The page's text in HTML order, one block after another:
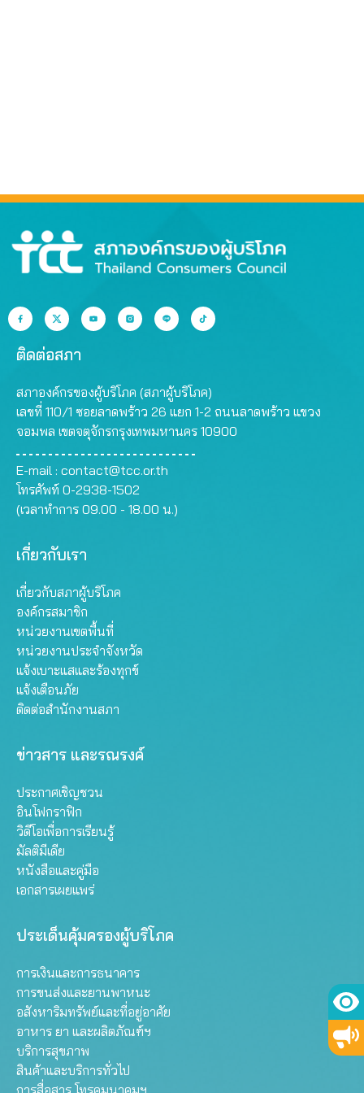
ติดต่อสภา
สภาองค์กรของผู้บริโภค (สภาผู้บริโภค)
เลขที่ 110/1 ซอยลาดพร้าว 26 แยก 1-2 ถนนลาดพร้าว แขวง
จอมพล เขตจตุจักรกรุงเทพมหานคร 10900
E-mail : contact@tcc.or.th
โทรศัพท์ 0-2938-1502
(เวลาทำการ 09.00 - 18.00 น.)
เกี่ยวกับเรา
เกี่ยวกับสภาผู้บริโภค
องค์กรสมาชิก
หน่วยงานเขตพื้นที่
หน่วยงานประจำจังหวัด
แจ้งเบาะแสและร้องทุกข์
แจ้งเตือนภัย
ติดต่อสำนักงานสภา
ข่าวสาร และรณรงค์
ประกาศเชิญชวน
อินโฟกราฟิก
วิดีโอเพื่อการเรียนรู้
มัลติมีเดีย
หนังสือและคู่มือ
เอกสารเผยแพร่
ประเด็นคุ้มครองผู้บริโภค
การเงินและการธนาคาร
การขนส่งและยานพาหนะ
อสังหาริมทรัพย์และที่อยู่อาศัย
อาหาร ยา และผลิตภัณฑ์ฯ
บริการสุขภาพ
สินค้าและบริการทั่วไป